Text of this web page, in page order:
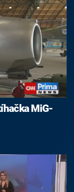
MiG-